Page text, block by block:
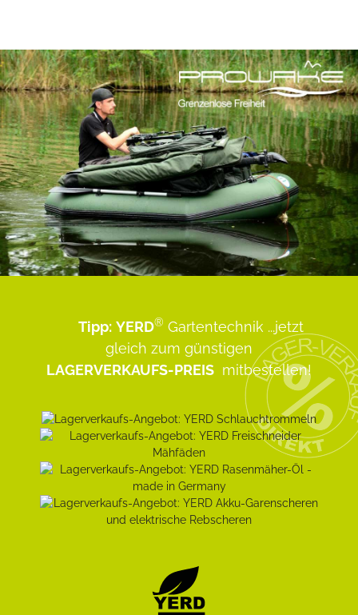
Tipp: YERD® Gartentechnik ...jetzt
gleich zum günstigen
LAGERVERKAUFS-PREIS mitbestellen!